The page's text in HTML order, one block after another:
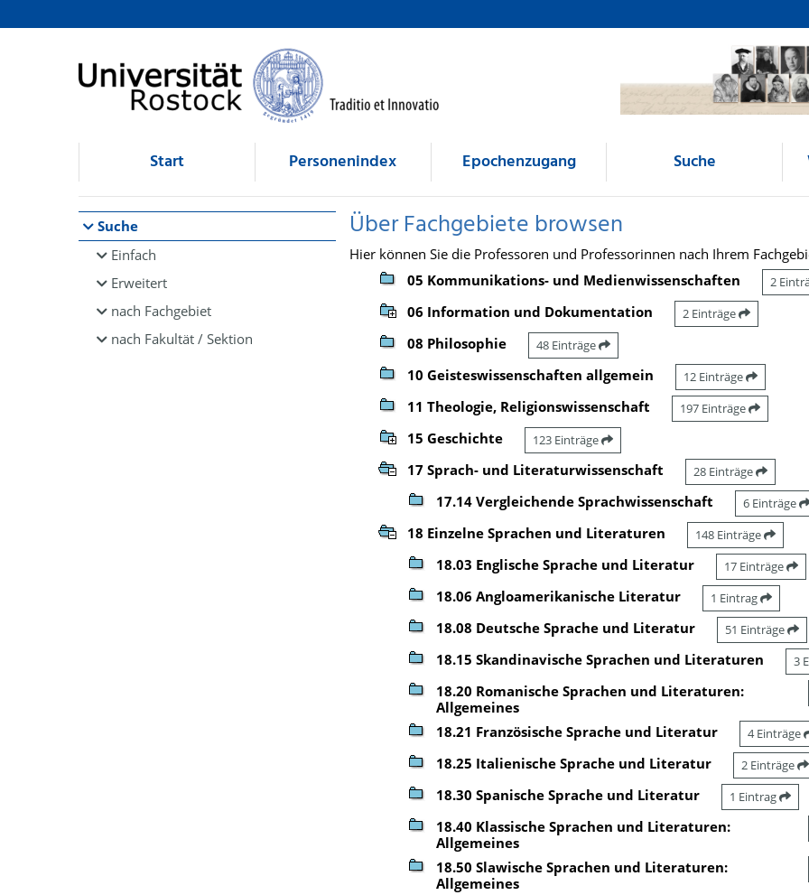
Browsen
direkt zum Inhalt
Start Personenindex Epochenzugang Suche
Suche
Einfach
Erweitert
nach Fachgebiet
nach Fakultät / Sektion
Über Fachgebiete browsen
Hier können Sie die Professoren und Professorinnen nach Ihrem
05 Kommunikations- und Medienwissenschaften
2
06 Information und Dokumentation 2 Einträge
08 Philosophie 48 Einträge
10 Geisteswissenschaften allgemein 12 Einträge
11 Theologie, Religionswissenschaft 197 Einträge
15 Geschichte 123 Einträge
17 Sprach- und Literaturwissenschaft 28 Einträge
17.14 Vergleichende Sprachwissenschaft 6 Einträge
18 Einzelne Sprachen und Literaturen 148 Einträge
18.03 Englische Sprache und Literatur 17 Einträge
18.06 Angloamerikanische Literatur 1 Eintrag
18.08 Deutsche Sprache und Literatur 51 Einträge
18.15 Skandinavische Sprachen und Literaturen 3
18.20 Romanische Sprachen und Literaturen:
Allgemeines
18.21 Französische Sprache und Literatur 4 Einträge
18.25 Italienische Sprache und Literatur 2 Einträge
18.30 Spanische Sprache und Literatur 1 Eintrag
18.40 Klassische Sprachen und Literaturen:
Allgemeines
18.50 Slawische Sprachen und Literaturen:
Allgemeines